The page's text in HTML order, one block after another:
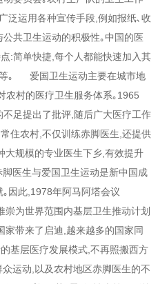
泛运用各种宣传手段,例如报纸､收
共卫生运动的积极性｡中国的医
:简单快捷,每个人都能快速加入其
等｡ 爱国卫生运动主要在城市地
农村的医疗卫生服务体系｡1965
足提出了批评,随后广大医疗工作
住农村,不仅训练赤脚医生,还提供
大规模的专业医生下乡,有效提升
医生与爱国卫生运动是新中国成
因此,1978年阿马阿塔会议
为世界范围内基层卫生推动计划
家带来了启迪,越来越多的国家同
基层医疗发展模式,不再照搬西方
运动,以及农村地区赤脚医生的不